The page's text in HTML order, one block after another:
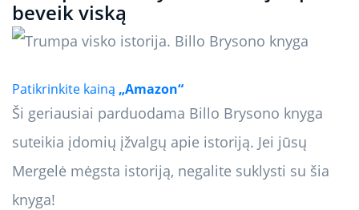
beveik viską
Patikrinkite kainą „Amazon“
Ši geriausiai parduodama Billo Brysono knyga
suteikia įdomių įžvalgų apie istoriją. Jei jūsų
Mergelė mėgsta istoriją, negalite suklysti su šia
knyga!